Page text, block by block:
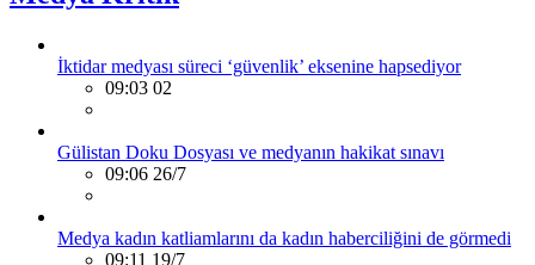
İktidar medyası süreci ‘güvenlik’ eksenine hapsediyor
09:03 02
Gülistan Doku Dosyası ve medyanın hakikat sınavı
09:06 26/7
Medya kadın katliamlarını da kadın haberciliğini de görmedi
09:11 19/7